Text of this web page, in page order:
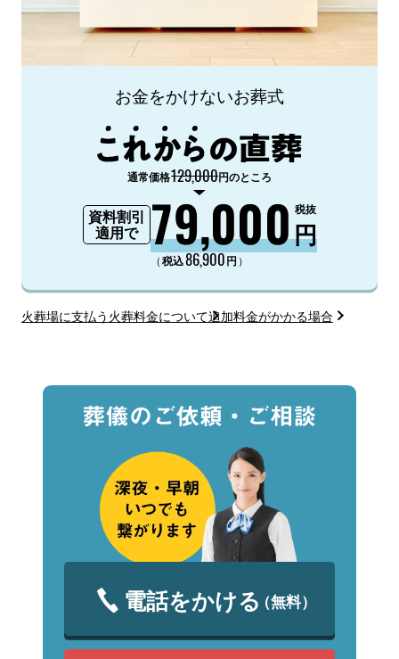
お金をかけないお葬式
通常価格129,000円のところ
資料割引
適用で
79,000円
税抜
（税込86,900円 ）
火葬場に支払う火葬料金について追加料金がかかる場合
電話をかける（無料）